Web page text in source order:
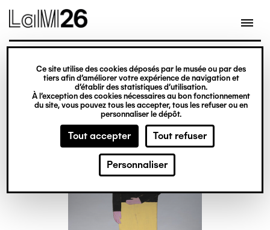
Gestion des cookies
Ce site utilise des cookies déposés par le musée ou par des
tiers afin d’améliorer votre expérience de navigation et
d’établir des statistiques d’utilisation.
À l’exception des cookies nécessaires au bon fonctionnement
du site, vous pouvez tous les accepter, tous les refuser ou en
personnaliser le dépôt.
Tout accepter Tout refuser
Personnaliser
contenu